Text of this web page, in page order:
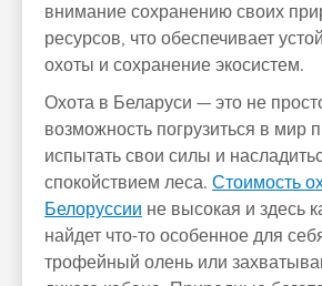
внимание сохранению своих
ресурсов, что обеспечивает
охоты и сохранение экосистем.
Охота в Беларуси — это не
возможность погрузиться в мир
испытать свои силы и
спокойствием леса. Стоимость
Белоруссии не высокая и здесь
найдет что-то особенное для
трофейный олень или